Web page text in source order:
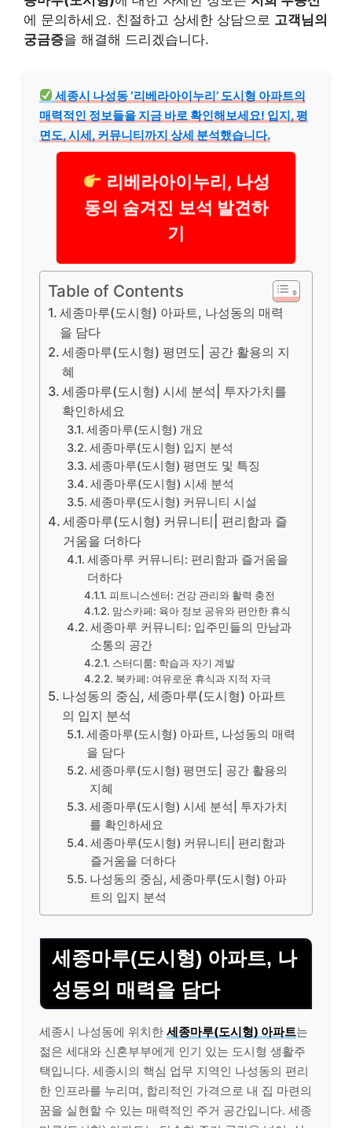
에 문의하세요. 친절하고 상세한 상담으로 고객님의
궁금증을 해결해 드리겠습니다.
세종시 나성동 ‘리베라아이누리’ 도시형 아파트의
매력적인 정보들을 지금 바로 확인해보세요! 입지, 평
면도, 시세, 커뮤니티까지 상세 분석했습니다.
리베라아이누리, 나성
동의 숨겨진 보석 발견하
기
Table of Contents
세종마루(도시형) 아파트, 나성동의 매력
을 담다
세종마루(도시형) 평면도| 공간 활용의 지
혜
세종마루(도시형) 시세 분석| 투자가치를
확인하세요
세종마루(도시형) 개요
세종마루(도시형) 입지 분석
세종마루(도시형) 평면도 및 특징
세종마루(도시형) 시세 분석
세종마루(도시형) 커뮤니티 시설
세종마루(도시형) 커뮤니티| 편리함과 즐
거움을 더하다
세종마루 커뮤니티: 편리함과 즐거움을
더하다
피트니스센터: 건강 관리와 활력 충전
맘스카페: 육아 정보 공유와 편안한 휴식
세종마루 커뮤니티: 입주민들의 만남과
소통의 공간
스터디룸: 학습과 자기 계발
북카페: 여유로운 휴식과 지적 자극
나성동의 중심, 세종마루(도시형) 아파트
의 입지 분석
세종마루(도시형) 아파트, 나성동의 매력
을 담다
세종마루(도시형) 평면도| 공간 활용의
지혜
세종마루(도시형) 시세 분석| 투자가치
를 확인하세요
세종마루(도시형) 커뮤니티| 편리함과
즐거움을 더하다
나성동의 중심, 세종마루(도시형) 아파
트의 입지 분석
세종마루(도시형) 아파트, 나
성동의 매력을 담다
세종시 나성동에 위치한 세종마루(도시형) 아파트는
젊은 세대와 신혼부부에게 인기 있는 도시형 생활주
택입니다. 세종시의 핵심 업무 지역인 나성동의 편리
한 인프라를 누리며, 합리적인 가격으로 내 집 마련의
꿈을 실현할 수 있는 매력적인 주거 공간입니다. 세종